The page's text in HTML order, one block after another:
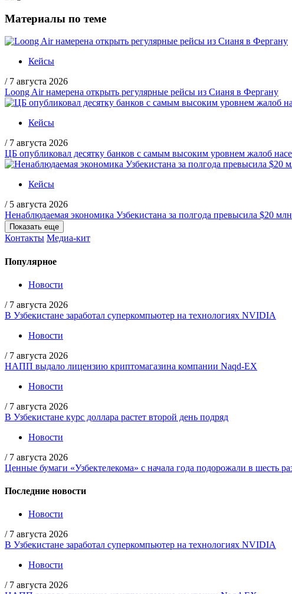
Материалы по теме
Кейсы
/ 7 августа 2026
Loong Air намерена открыть регулярные рейсы из Сианя в Фергану
Кейсы
/ 7 августа 2026
ЦБ опубликовал десятку банков с самым высоким уровнем жалоб
Кейсы
/ 5 августа 2026
Ненаблюдаемая экономика Узбекистана за полгода превысила $20 млн
Показать еще
Контакты Медиа-кит
Популярное
Новости
/ 7 августа 2026
В Узбекистане заработал суперкомпьютер на технологиях NVIDIA
Новости
/ 7 августа 2026
НАПП выдало лицензию криптомагазина компании Naqd-EX
Новости
/ 7 августа 2026
В Узбекистане курс доллара растет второй день подряд
Новости
/ 7 августа 2026
Ценные бумаги «Узбектелекома» с начала года подорожали в шесть
Последние новости
Новости
/ 7 августа 2026
В Узбекистане заработал суперкомпьютер на технологиях NVIDIA
Новости
/ 7 августа 2026